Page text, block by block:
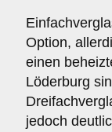
Option,
einen
Löderburg
jedoch